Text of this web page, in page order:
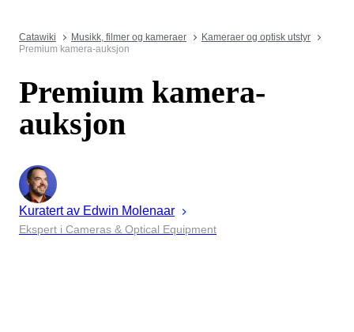
Catawiki Musikk, filmer og kameraer
Kameraer og optisk utstyr
Premium kamera-auksjon
Premium kamera-
auksjon
Kuratert av Edwin Molenaar
Ekspert i Cameras & Optical Equipment